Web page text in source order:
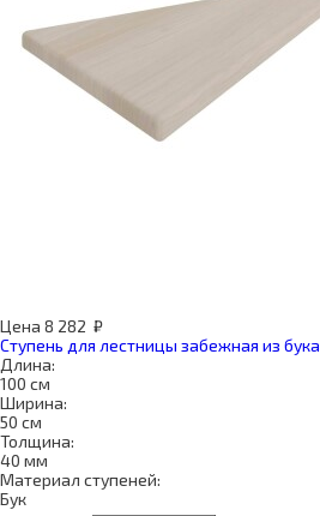
Цена 8 282 ₽
Ступень для лестницы забежная из бука
Длина:
100 см
Ширина:
50 см
Толщина:
40 мм
Материал ступеней:
Бук